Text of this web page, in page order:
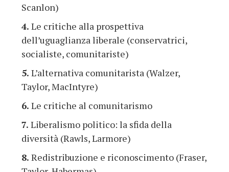
Scanlon)
4. Le critiche alla prospettiva
dell’uguaglianza liberale (conservatrici,
socialiste, comunitariste)
5. L’alternativa comunitarista (Walzer,
Taylor, MacIntyre)
6. Le critiche al comunitarismo
7. Liberalismo politico: la sfida della
diversità (Rawls, Larmore)
8. Redistribuzione e riconoscimento (Fraser,